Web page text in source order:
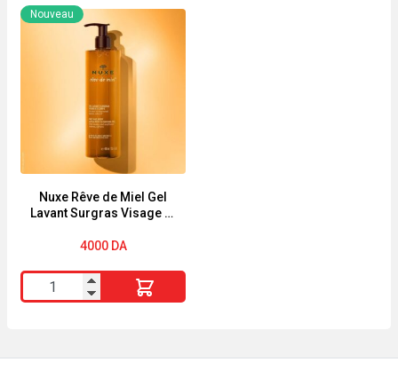
HAIR
FOOD
COLORÉS
Nuxe Rêve de Miel Gel
Lavant Surgras Visage et
Nouveau
4000 DA
quantité
de